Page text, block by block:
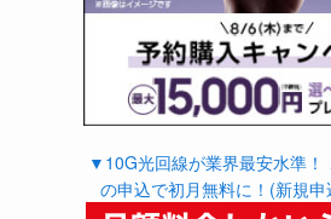
▼10G光回線が業界最安水準！
の申込で初月無料に！(新規